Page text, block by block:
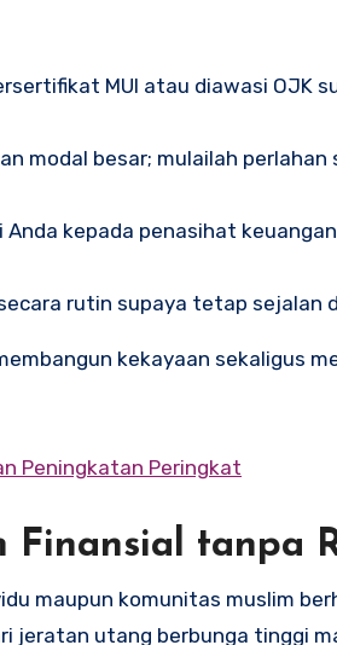
MUI atau diawasi OJK
modal besar; mulailah perlahan
kepada penasihat
rutin supaya tetap sejalan
kekayaan sekaligus
Peningkatan Peringkat
Finansial tanpa
maupun komunitas muslim
jeratan utang berbunga tinggi